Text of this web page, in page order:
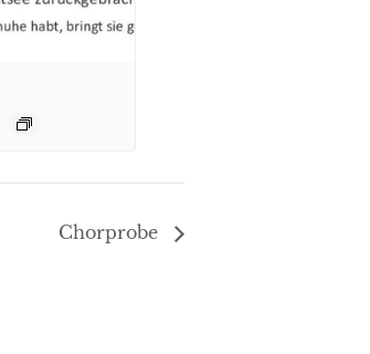
Chorprobe